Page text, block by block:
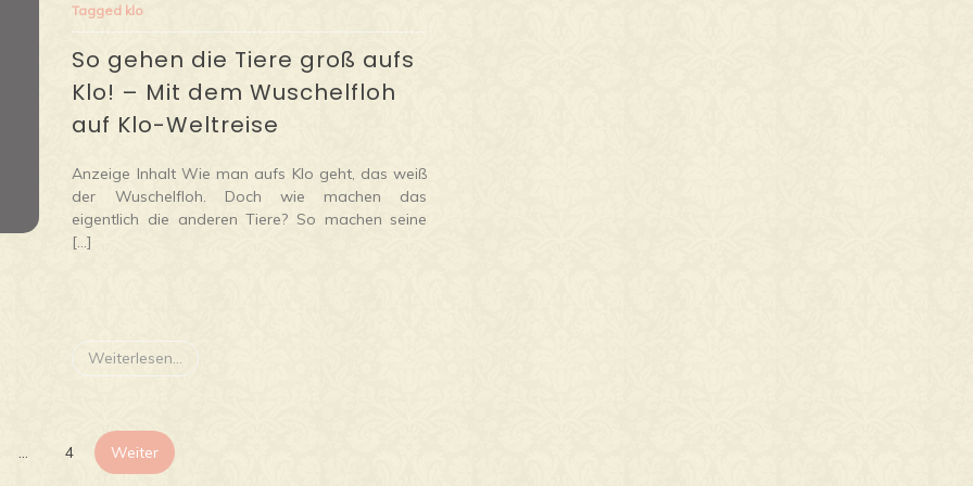
Tagged klo
So gehen die Tiere groß aufs
Klo! – Mit dem Wuschelfloh
auf Klo-Weltreise
Anzeige Inhalt Wie man aufs Klo geht, das weiß
der Wuschelfloh. Doch wie machen das
eigentlich die anderen Tiere? So machen seine
[…]
Weiterlesen...
Seitennummerierung
4 Weiter